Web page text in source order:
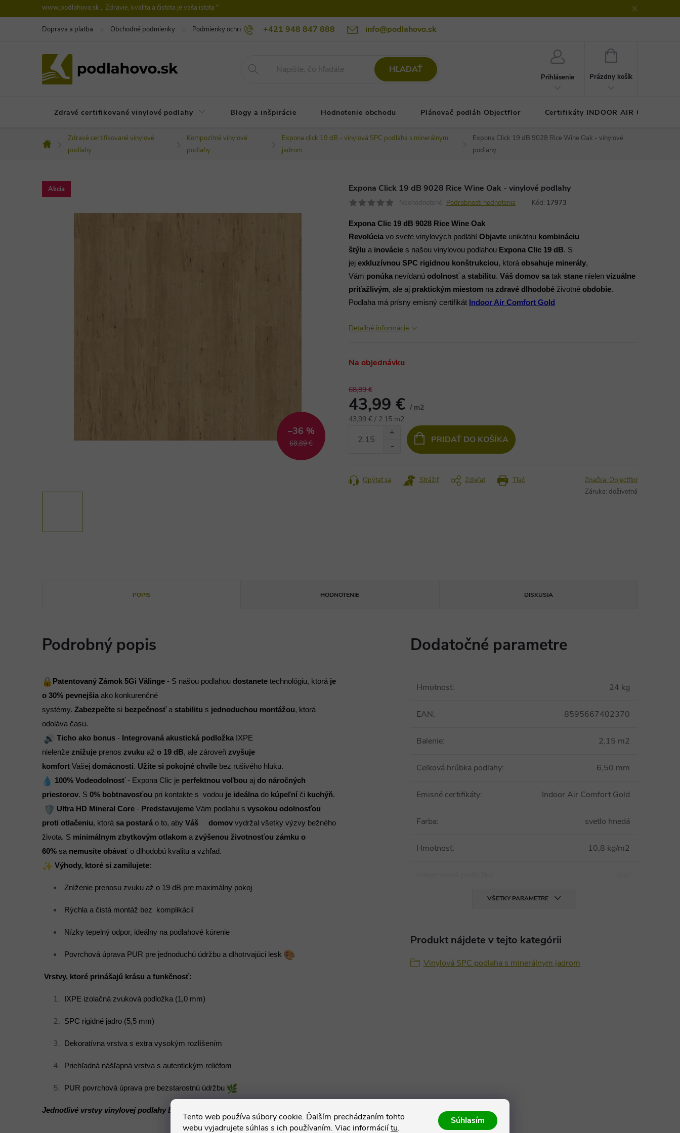
Tento web používa súbory cookie. Ďalším prechádzaním tohto
webu vyjadrujete súhlas s ich používaním. Viac informáciítu.
Súhlasím
na
www.podlahovo.sk ,, Zdravie, kvalita a čistota je vaša istota "
+421 948 847 888 info@podlahovo.sk
Doprava a platba Obchodné podmienky Podmienky ochrany osobných údajov podlahovo.sk Reklamačné podmienky
HĽADAŤ
Prihlásenie
NÁKUPNÝ
Prázdny košík
Zdravé certifikované vinylové podlahy Blogy a inšpirácie Hodnotenie obchodu Plánovač podláh Objectflor Certifikáty INDOOR AIR COMFORT
Domov
Zdravé certifikované vinylové
podlahy
Kompozitné vinylové
podlahy
Expona click 19 dB - vinylová SPC podlaha s minerálnym
jadrom
Expona Click 19 dB 9028 Rice Wine Oak - vinylové
podlahy
Akcia
68,89 €
–36 %
Expona Click 19 dB 9028 Rice Wine Oak - vinylové podlahy
Neohodnotené Podrobnosti hodnotenia Kód: 17973
Expona Clic 19 dB 9028 Rice Wine Oak
Revolúcia vo svete vinylových podláh! Objavte unikátnu kombináciu
štýlu a inovácie s našou vinylovou podlahou Expona Clic 19 dB. S
jej exkluzívnou SPC rigidnou konštrukciou, ktorá obsahuje minerály,
Vám ponúka nevídanú odolnosť a stabilitu. Váš domov sa tak stane nielen vizuálne
príťažlivým, ale aj praktickým miestom na zdravé dlhodobé životné obdobie.
Podlaha má prísny emisný certifikát Indoor Air Comfort Gold
Detailné informácie
Na objednávku
68,89 €
43,99 € / m2
Jednotková
43,99 € / 2.15 m2
PRIDAŤ DO KOŠÍKA
Tlač
Opýtať sa Strážiť Zdieľať Značka: Objectflor
Záruka: doživotná
POPIS HODNOTENIE DISKUSIA
Podrobný popis
Patentovaný Zámok 5Gi Välinge - S našou podlahou dostanete technológiu, ktorá je
o 30% pevnejšia ako konkurenčné
systémy. Zabezpečte si bezpečnosť a stabilitu s jednoduchou montážou, ktorá
odoláva času.
Ticho ako bonus - Integrovaná akustická podložka IXPE
nielenže znižuje prenos zvuku až o 19 dB, ale zároveň zvyšuje
komfort Vašej domácnosti. Užite si pokojné chvíle bez rušivého hluku.
100% Vodeodolnosť - Expona Clic je perfektnou voľbou aj do náročných
priestorov. S 0% bobtnavosťou pri kontakte s  vodou je ideálna do kúpeľní či kuchýň.
Ultra HD Mineral Core - Predstavujeme Vám podlahu s vysokou odolnosťou
proti otlačeniu, ktorá sa postará o to, aby Váš     domov vydržal všetky výzvy bežného
života. S minimálnym zbytkovým otlakom a zvýšenou životnosťou zámku o
60% sa nemusíte obávať o dlhodobú kvalitu a vzhľad.
Výhody, ktoré si zamilujete:
Zníženie prenosu zvuku až o 19 dB pre maximálny pokoj
Rýchla a čistá montáž bez  komplikácií
Nízky tepelný odpor, ideálny na podlahové kúrenie
Povrchová úprava PUR pre jednoduchú údržbu a dlhotrvajúci lesk
Vrstvy, ktoré prinášajú krásu a funkčnosť:
IXPE izolačná zvuková podložka (1,0 mm)
SPC rigidné jadro (5,5 mm)
Dekoratívna vrstva s extra vysokým rozlíšením
Priehľadná nášľapná vrstva s autentickým reliéfom
PUR povrchová úprava pre bezstarostnú údržbu
Jednotlivé vrstvy vinylovej podlahy Expona Clic 19 dB
Dodatočné parametre
Hmotnosť: 24 kg
EAN: 8595667402370
Balenie: 2,15 m2
Celková hrúbka podlahy: 6,50 mm
Emisné certifikáty: Indoor Air Comfort Gold
Farba: svetlo hnedá
Hmotnosť: 10,8 kg/m2
VŠETKY PARAMETRE
Produkt nájdete v tejto kategórii
Vinylová SPC podlaha s minerálnym jadrom